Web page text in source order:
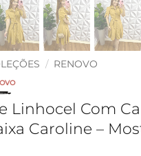
/ RENOVO
Linhocel Com
Caroline –